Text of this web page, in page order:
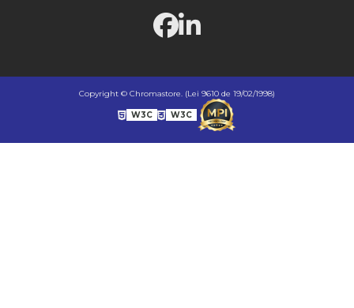
Copyright © Chromastore. (Lei 9610 de 19/02/1998)
W3C W3C